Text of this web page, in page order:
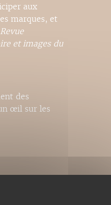
aux
marques, et
Revue
et images du
des
œil sur les